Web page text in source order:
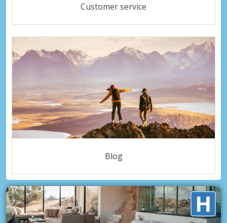
Customer service
Blog